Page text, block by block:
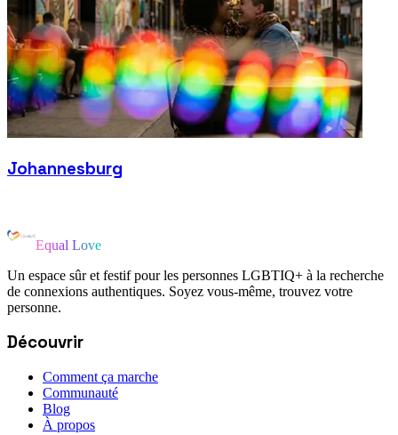
Johannesburg
Equal Love
Un espace sûr et festif pour les personnes LGBTIQ+ à la recherche
de connexions authentiques. Soyez vous-même, trouvez votre
personne.
Découvrir
Comment ça marche
Communauté
Blog
À propos